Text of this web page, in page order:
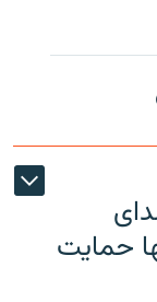
حمایت